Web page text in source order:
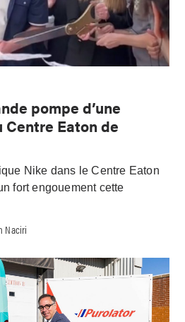
pompe d’une
Eaton de
Nike dans le Centre Eaton
fort engouement cette
Naciri